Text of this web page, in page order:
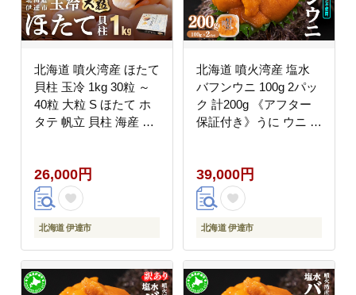
北海道 噴火湾産 ほたて
貝柱 玉冷 1kg 30粒 ～
40粒 大粒 S ほたて ホ
タテ 帆立 貝柱 海産 海
料無料
26,000円
北海道 伊達市
北海道 噴火湾産 塩水
バフンウニ 100g 2パッ
ク 計200g 《アフター
保証付き》うに ウニ 雲
添加 産地直送 お取り寄
せ 山村水産 送料無料
39,000円
北海道 伊達市